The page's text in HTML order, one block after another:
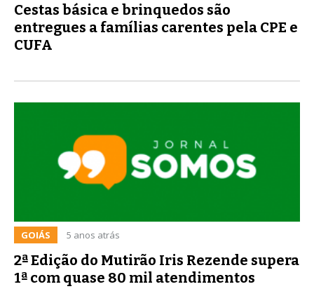
Cestas básica e brinquedos são
entregues a famílias carentes pela CPE e
CUFA
GOIÁS 5 anos atrás
2ª Edição do Mutirão Iris Rezende supera
1ª com quase 80 mil atendimentos